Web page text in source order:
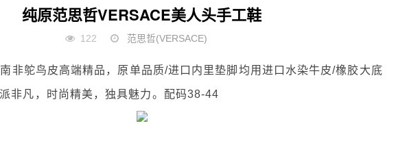
纯原范思哲VERSACE美人头手工鞋
122 范思哲(VERSACE)
非鸵鸟皮高端精品，原单品质/进口内里垫脚均用进口水染牛皮/橡胶大底
非凡，时尚精美，独具魅力。配码38-44